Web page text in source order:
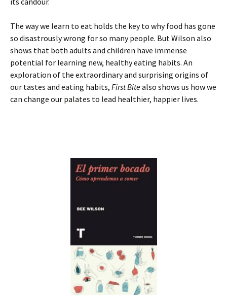
The way we learn to eat holds the key to why food has gone
so disastrously wrong for so many people. But Wilson also
shows that both adults and children have immense
potential for learning new, healthy eating habits. An
exploration of the extraordinary and surprising origins of
our tastes and eating habits, First Bitealso shows us how we
can change our palates to lead healthier, happier lives.